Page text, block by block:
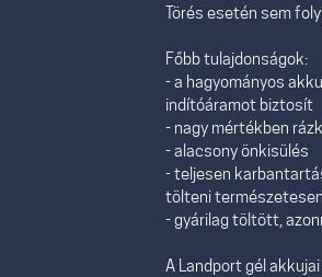
Törés esetén sem
Főbb tulajdonságok:
- a hagyományos
indítóáramot biztosít
- nagy mértékben
- alacsony önkisülés
- teljesen
tölteni
- gyárilag töltött,
A Landport gél akkujai